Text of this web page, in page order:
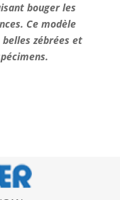
bouger les
Ce modèle
zébrées et